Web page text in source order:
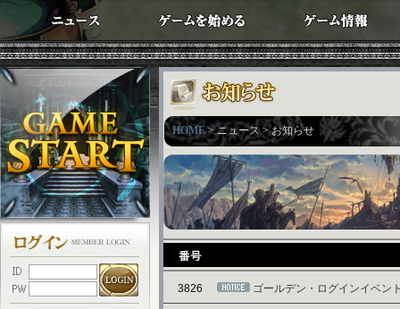
HOME> ニュース > お知らせ
3826 ゴールデン・ログインイベン